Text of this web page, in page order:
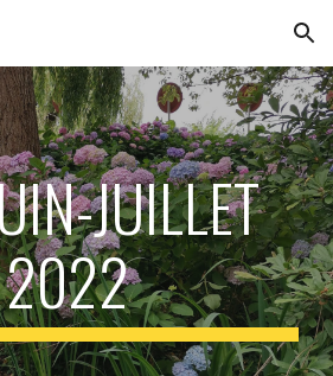
Skip to navigation
JUILLET
2022